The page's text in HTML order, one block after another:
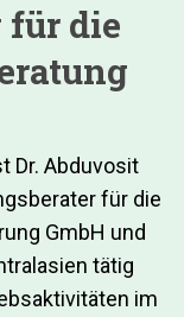
für die
Dr. Abduvosit
für die
GmbH und
tätig
im